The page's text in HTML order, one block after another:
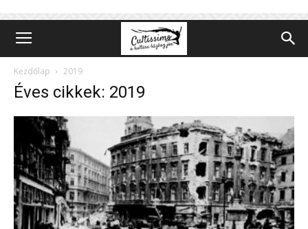
Kezdőlap 2019
Éves cikkek: 2019